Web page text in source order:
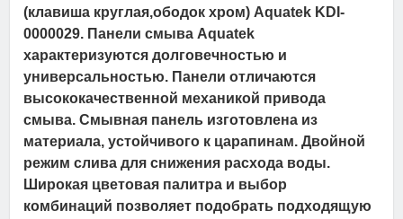
(клавиша круглая,ободок хром) Aquatek KDI-
0000029. Панели смыва Aquatek
характеризуются долговечностью и
универсальностью. Панели отличаются
высококачественной механикой привода
смыва. Смывная панель изготовлена из
материала, устойчивого к царапинам. Двойной
режим слива для снижения расхода воды.
Широкая цветовая палитра и выбор
комбинаций позволяет подобрать подходящую